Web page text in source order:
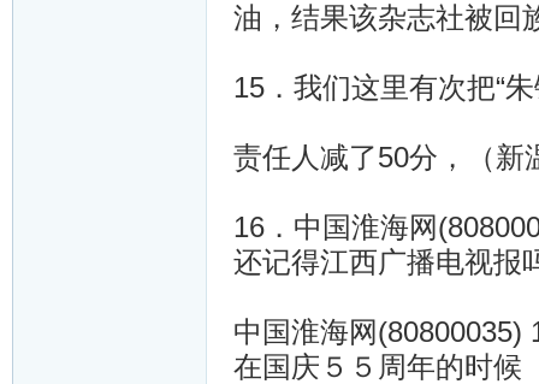
油，结果该杂志社被回
15．我们这里有次把“
责任人减了50分，（新
16．中国淮海网
还记得江西广播电视报
中国淮海网(80800035)
在国庆５５周年的时